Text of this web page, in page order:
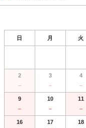
日 月 火
2
－
3
－
4
－
9
－
10
－
11
－
16 17 18